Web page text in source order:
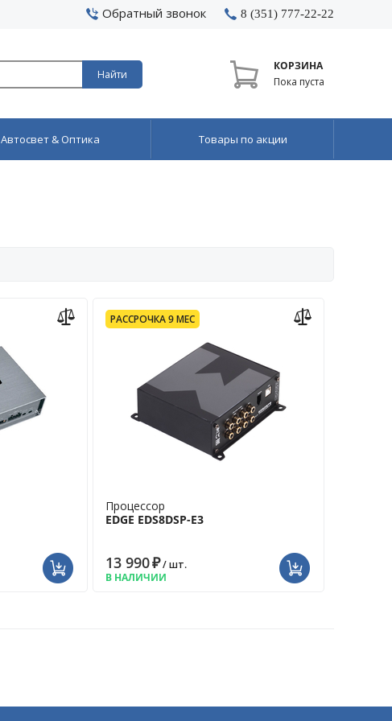
Обратный звонок 8 (351) 777-22-22
Найти
КОРЗИНА
Пока пуста
Автосвет & Оптика Товары по акции
РАССРОЧКА 9 МЕС
Процессор
EDGE EDS8DSP-E3
13 990₽/ шт.
В НАЛИЧИИ